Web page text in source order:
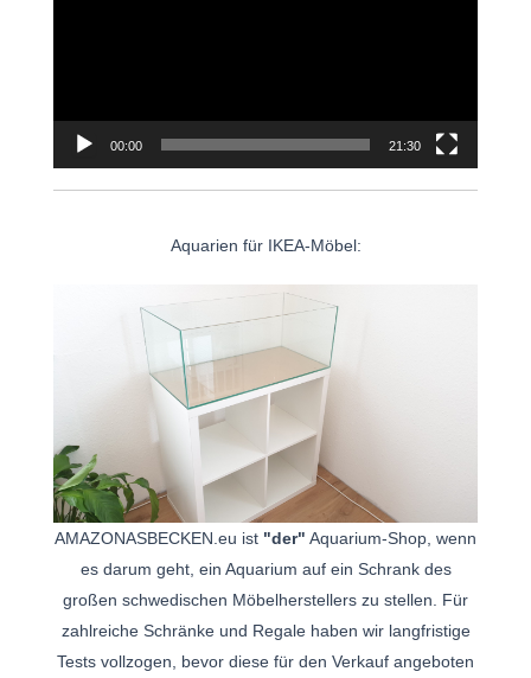
00:00 21:30
Aquarien für IKEA-Möbel:
AMAZONASBECKEN.eu ist "der" Aquarium-Shop, wenn
es darum geht, ein Aquarium auf ein Schrank des
großen schwedischen Möbelherstellers zu stellen. Für
zahlreiche Schränke und Regale haben wir langfristige
Tests vollzogen, bevor diese für den Verkauf angeboten